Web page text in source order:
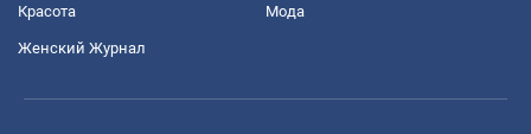
Красота Мода
Женский Журнал